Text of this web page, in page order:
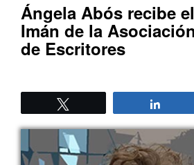
Ángela Abós recibe
Imán de la
de Escritores